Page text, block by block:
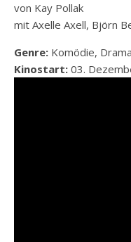
von Kay Pollak
mit Axelle Axell, Björn
Genre: Komödie,
Kinostart: 03.